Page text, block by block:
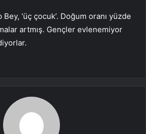
‘üç çocuk’. Doğum oranı yüzde
artmış. Gençler evlenemiyor